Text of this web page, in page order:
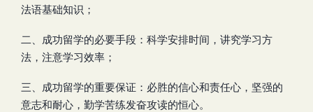
法语基础知识；
二、成功留学的必要手段：科学安排时间，讲究学习方
法，注意学习效率；
三、成功留学的重要保证：必胜的信心和责任心，坚强的
意志和耐心，勤学苦练发奋攻读的恒心。